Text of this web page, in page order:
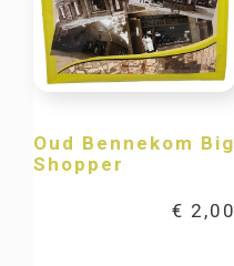
Oud Bennekom Big
Shopper
€ 2,00